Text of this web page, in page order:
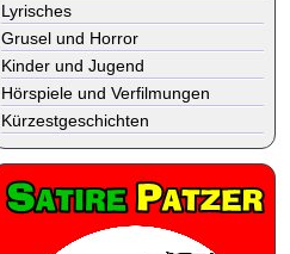
Lyrisches
Grusel und Horror
Kinder und Jugend
Hörspiele und Verfilmungen
Kürzestgeschichten